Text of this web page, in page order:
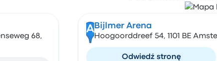
68,
A Bijlmer Arena
Hoogoorddreef 54, 1101 BE
Odwiedź stronę